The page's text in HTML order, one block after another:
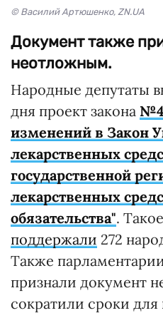
© Василий Артюшенко, ZN.UA
Документ также
неотложным.
Народные депутаты
дня проект закона
изменений в Закон
лекарственных
государственной
лекарственных
обязательства".
поддержали 272
Также
признали документ
сократили сроки для